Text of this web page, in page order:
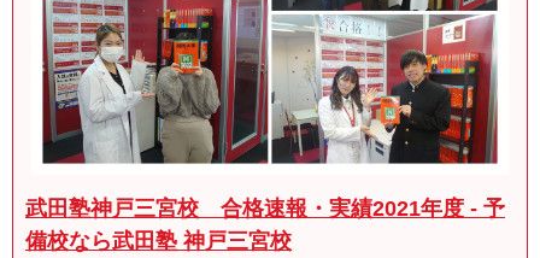
武田塾神戸三宮校 合格速報・実績2021年度 - 予
備校なら武田塾 神戸三宮校